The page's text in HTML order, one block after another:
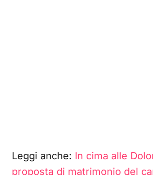
Leggi anche: In cima alle
proposta di matrimonio del